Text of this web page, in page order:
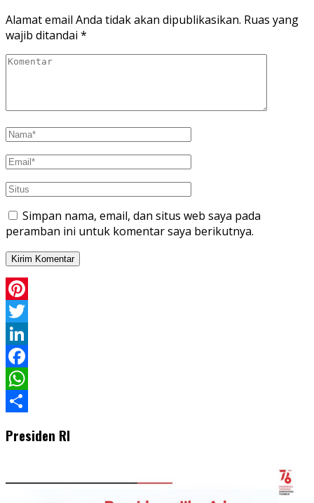
Alamat email Anda tidak akan dipublikasikan. Ruas yang
wajib ditandai *
Simpan nama, email, dan situs web saya pada
peramban ini untuk komentar saya berikutnya.
Pinterest
Twitter
LinkedIn
Facebook
WhatsApp
Presiden RI